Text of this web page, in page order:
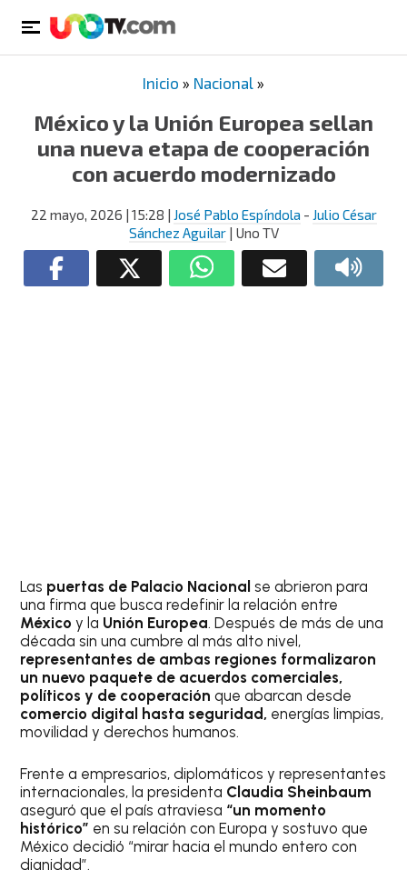
Inicio » Nacional »
México y la Unión Europea sellan
una nueva etapa de cooperación
con acuerdo modernizado
22 mayo, 2026 | 15:28 | José Pablo Espíndola - Julio César
Sánchez Aguilar| Uno TV
Las puertas de Palacio Nacional se abrieron para
una firma que busca redefinir la relación entre
México y la Unión Europea. Después de más de una
década sin una cumbre al más alto nivel,
representantes de ambas regiones formalizaron
un nuevo paquete de acuerdos comerciales,
políticos y de cooperación que abarcan desde
comercio digital hasta seguridad, energías limpias,
movilidad y derechos humanos.
Frente a empresarios, diplomáticos y representantes
internacionales, la presidenta Claudia Sheinbaum
aseguró que el país atraviesa “un momento
histórico” en su relación con Europa y sostuvo que
México decidió “mirar hacia el mundo entero con
dignidad”.